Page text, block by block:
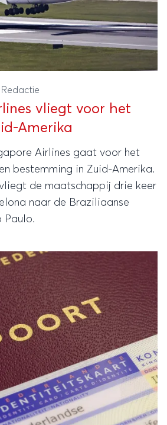
Redactie
vliegt voor het
Amerika
Airlines gaat voor het
de maatschappij drie keer
naar de Braziliaanse
miljoenenstad Sao Paulo.